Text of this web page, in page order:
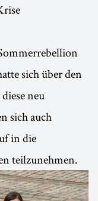
sich über den
neu
sich auch
in die
teilzunehmen.